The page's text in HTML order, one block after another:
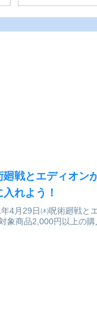
廻戦とエディオン
入れよう！
4月29日㈭呪術廻戦と
象商品2,000円以上の